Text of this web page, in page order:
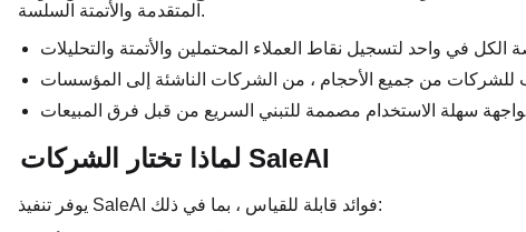
المتقدمة والأتمتة السلسة.
لماذا تختار الشركات SaleAI
يوفر تنفيذ SaleAI فوائد قابلة للقياس ، بما في ذلك: